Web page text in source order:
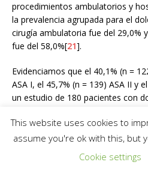
procedimientos ambulatorios y
la prevalencia agrupada para el
cirugía ambulatoria fue del 29,0%
fue del 58,0%[21].
Evidenciamos que el 40,1% (n =
ASA I, el 45,7% (n = 139) ASA II y
un estudio de 180 pacientes con
y solos 3,2% eran ASA III[41 ]. Sin
dolor severo, el 19,2% (n = 15)
ASA II y el 24,4% (n = 19) ASA III,
relacionó fuertemente con el
This website uses cookies to
assume you're ok with this, but
Cookie settings